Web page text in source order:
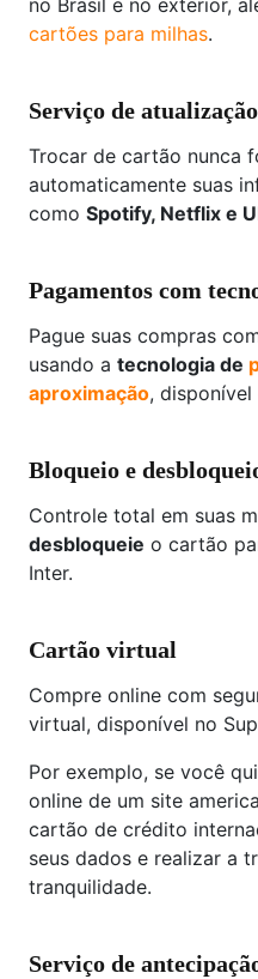
no Brasil e no exterior,
cartões para milhas.
Serviço de
Trocar de cartão nunca
automaticamente suas
como Spotify, Netflix e
Pagamentos com
Pague suas compras
usando a tecnologia de
aproximação,
Bloqueio e
Controle total em suas
desbloqueie o cartão
Inter.
Cartão virtual
Compre online com
virtual, disponível no
Por exemplo, se você
online de um site
cartão de crédito
seus dados e realizar a
tranquilidade.
Serviço de